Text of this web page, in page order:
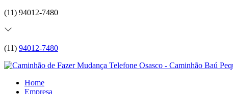
(11) 94012-7480
(11) 94012-7480
Home
Empresa